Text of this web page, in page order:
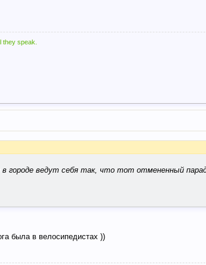
speak.
в городе ведут себя так, что тот отмененный
была в велосипедистах ))